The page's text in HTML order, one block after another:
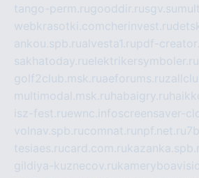
tango-perm.rugooddir.rusgv.su
webkrasotki.comcherinvest.ru
ankou.spb.rualvesta1.rupdf-
sakhatoday.ruelektrikersymboler.ru
golf2club.msk.ruaeforums.ru
multimodal.msk.ru habaigry.ru
isz-fest.ruewnc.infoscreensaver-
volnav.spb.rucomnat.ru npf.net.ru
tesiaes.rucard.com.ru
gildiya-kuznecov.ru